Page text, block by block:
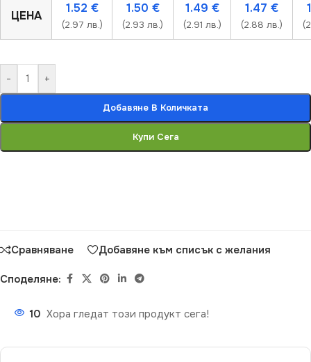
ЦЕНА
1.52 €
(2.97 лв.)
1.50 €
(2.93 лв.)
1.49 €
(2.91 лв.)
1.47 €
(2.88 лв.)
- +
Добавяне В Количката
Купи Сега
Сравняване Добавяне към списък с желания
Споделяне:
10 Хора гледат този продукт сега!